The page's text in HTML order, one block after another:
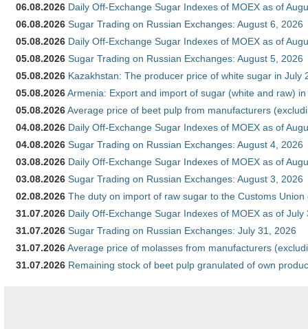
06.08.2026 Daily Off-Exchange Sugar Indexes of MOEX as of
06.08.2026 Sugar Trading on Russian Exchanges: August 6, 2026
05.08.2026 Daily Off-Exchange Sugar Indexes of MOEX as of
05.08.2026 Sugar Trading on Russian Exchanges: August 5, 2026
05.08.2026 Kazakhstan: The producer price of white sugar in July
05.08.2026Armenia: Export and import of sugar (white and raw)
05.08.2026Average price of beet pulp from manufacturers
04.08.2026 Daily Off-Exchange Sugar Indexes of MOEX as of
04.08.2026 Sugar Trading on Russian Exchanges: August 4, 2026
03.08.2026 Daily Off-Exchange Sugar Indexes of MOEX as of
03.08.2026 Sugar Trading on Russian Exchanges: August 3, 2026
02.08.2026 The duty on import of raw sugar to the Customs
31.07.2026 Daily Off-Exchange Sugar Indexes of MOEX as of July
31.07.2026 Sugar Trading on Russian Exchanges: July 31, 2026
31.07.2026Average price of molasses from manufacturers
31.07.2026 Remaining stock of beet pulp granulated of own